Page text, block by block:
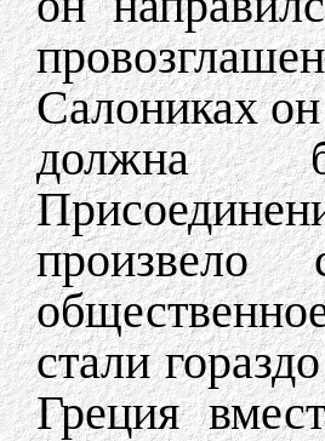
Салониках
должна
произвело
стали
Греция